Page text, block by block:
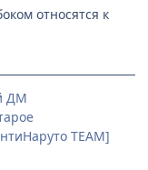
относятся к
ДМ
TEAM]